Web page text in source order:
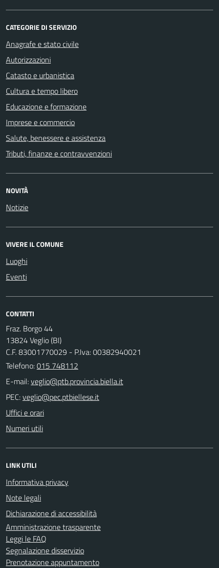
CATEGORIE DI SERVIZIO
Anagrafe e stato civile
Autorizzazioni
Catasto e urbanistica
Cultura e tempo libero
Educazione e formazione
Imprese e commercio
Salute, benessere e assistenza
Tributi, finanze e contravvenzioni
NOVITÀ
Notizie
VIVERE IL COMUNE
Luoghi
Eventi
CONTATTI
Fraz. Borgo 44
13824 Veglio (BI)
C.F. 83001770029 - P.Iva: 00382940021
Telefono:015 748112
E-mail:
PEC:
Uffici e orari
Numeri utili
LINK UTILI
Informativa privacy
Note legali
Dichiarazione di accessibilità
Amministrazione trasparente
Leggi le FAQ
Segnalazione disservizio
Prenotazione appuntamento